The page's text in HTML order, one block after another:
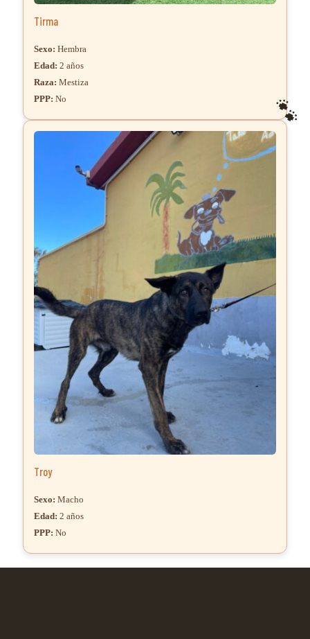
Tirma
Sexo: Hembra
Edad: 2 años
Raza: Mestiza
PPP: No
Troy
Sexo: Macho
Edad: 2 años
PPP: No